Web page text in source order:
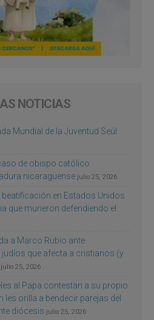
NOTICIAS
Mundial de la Juventud Seúl
de obispo católico
nicaragüense julio 25, 2026
en Estados Unidos
que murieron defendiendo el
a Marco Rubio ante
que afecta a cristianos (y
julio 25, 2026
al Papa contestan a su propio
les orilla a bendecir parejas del
diócesis julio 25, 2026